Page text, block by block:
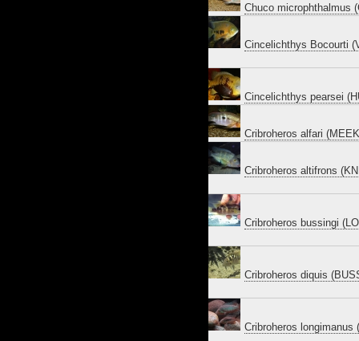
Chuco microphthalmus
Cincelichthys Bocourti
Cincelichthys pearsei
Cribroheros alfari
Cribroheros altifrons
Cribroheros bussingi
Cribroheros diquis
Cribroheros longimanus